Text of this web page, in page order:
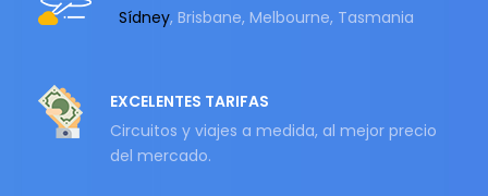
Sídney, Brisbane, Melbourne, Tasmania
EXCELENTES TARIFAS
Circuitos y viajes a medida, al mejor precio
del mercado.